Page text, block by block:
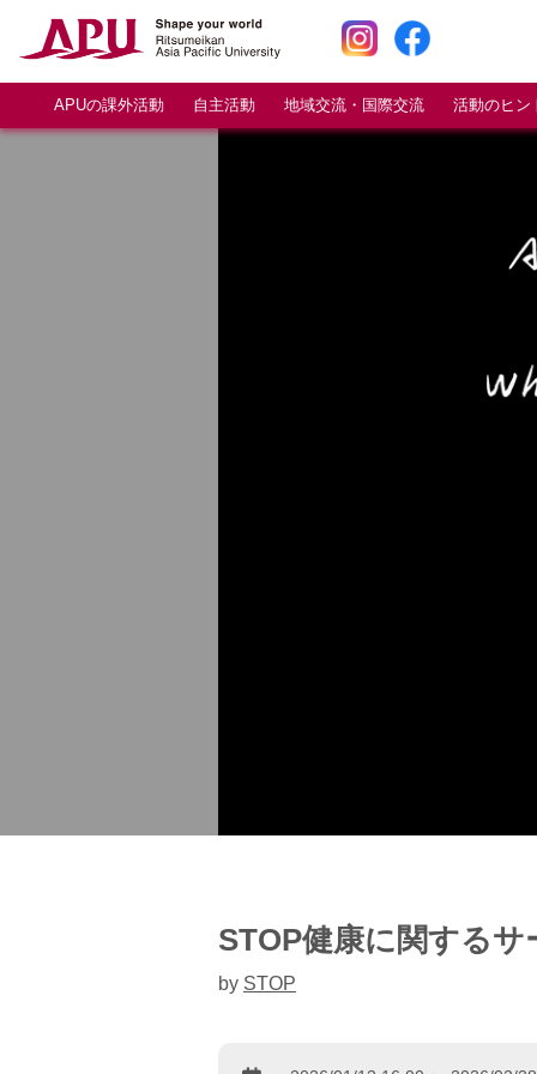
APUの課外活動 自主活動 地域交流・国際交流 活動のヒン
STOP健康に関するサ
by STOP